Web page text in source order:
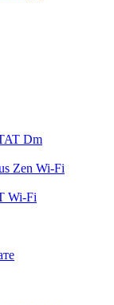
Dm
Zen Wi-Fi
Wi-Fi